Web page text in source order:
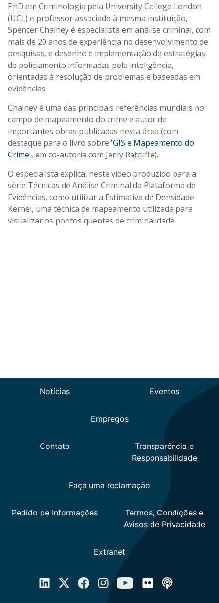
PhD em Criminologia pela University College London
(UCL) e professor associado à mesma instituição,
Spencer Chainey é especialista em análise criminal, com
mais de 20 anos de experiência no desenvolvimento de
pesquisas, e desenho e implementação de estratégias
de policiamento informadas pela inteligência,
orientadas à resolução de problemas e baseadas em
evidências.
Chainey é uma das principais referências mundiais no
campo de mapeamento do crime e autor de
importantes obras publicadas nesta área (com
destaque para o livro sobre 'GIS e Mapeamento do
Crime', em co-autoria com Jerry Ratcliffe).
O especialista explica, neste vídeo produzido para a
série Técnicas de Análise Criminal da Plataforma de
Evidências, como utilizar a Estimativa de Densidade
Kernel, uma técnica de mapeamento utilizada para
visualizar os pontos quentes de criminalidade.